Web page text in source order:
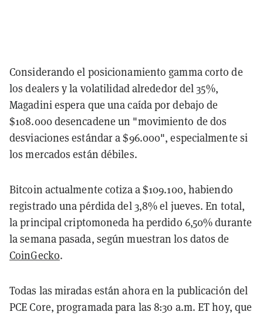
Considerando el posicionamiento gamma corto de
los dealers y la volatilidad alrededor del 35%,
Magadini espera que una caída por debajo de
$108.000 desencadene un "movimiento de dos
desviaciones estándar a $96.000", especialmente si
los mercados están débiles.
Bitcoin actualmente cotiza a $109.100, habiendo
registrado una pérdida del 3,8% el jueves. En total,
la principal criptomoneda ha perdido 6,50% durante
la semana pasada, según muestran los datos de
CoinGecko.
Todas las miradas están ahora en la publicación del
PCE Core, programada para las 8:30 a.m. ET hoy, que